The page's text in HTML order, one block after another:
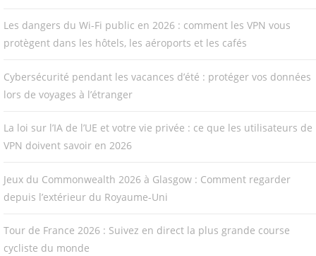
Les dangers du Wi-Fi public en 2026 : comment les VPN vous
protègent dans les hôtels, les aéroports et les cafés
Cybersécurité pendant les vacances d’été : protéger vos données
lors de voyages à l’étranger
La loi sur l’IA de l’UE et votre vie privée : ce que les utilisateurs de
VPN doivent savoir en 2026
Jeux du Commonwealth 2026 à Glasgow : Comment regarder
depuis l’extérieur du Royaume-Uni
Tour de France 2026 : Suivez en direct la plus grande course
cycliste du monde